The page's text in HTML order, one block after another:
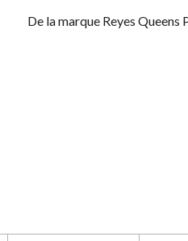
De la marque Reyes Queens